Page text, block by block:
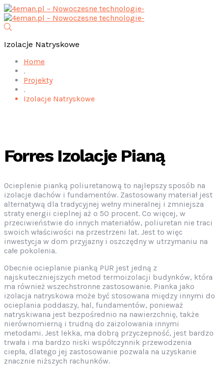
Izolacje Natryskowe
Home
.
Projekty
.
Izolacje Natryskowe
Forres Izolacje Pianą
Ocieplenie pianką poliuretanową to najlepszy sposób na
izolacje dachów i fundamentów. Zastosowany materiał jest
alternatywą dla tradycyjnej wełny mineralnej i zmniejsza
straty energii cieplnej aż o 50 procent. Co więcej, w
przeciwieństwie do innych materiałów, poliuretan nie traci
swoich właściwości na przestrzeni lat. Jest to więc
inwestycja w dom przyjazny i oszczędny w utrzymaniu na
całe pokolenia.
Obecnie ocieplanie pianką PUR jest jedną z
najskuteczniejszych metod termoizolacji budynków, która
ma również wszechstronne zastosowanie. Pianka jako
izolacja natryskowa może być stosowana między innymi do
ocieplania poddaszy, hal, fundamentów, ponieważ
natryskiwana jest bezpośrednio na nawierzchnię, także
nierównomierną i trudną do zaizolowania innymi
metodami. Jest lekka, ma dobrą przyczepność, jest bardzo
trwała i ma bardzo niski współczynnik przewodzenia
ciepła, dlatego jej zastosowanie pozwala na uzyskanie
znacznie niższych rachunków.